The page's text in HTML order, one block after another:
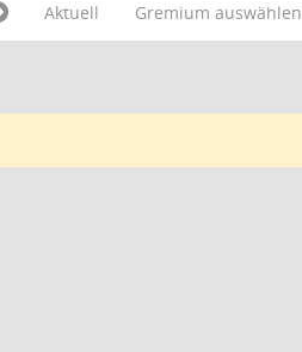
Aktuell Gremium auswählen